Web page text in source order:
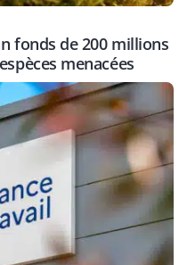
fonds de 200 millions
menacées